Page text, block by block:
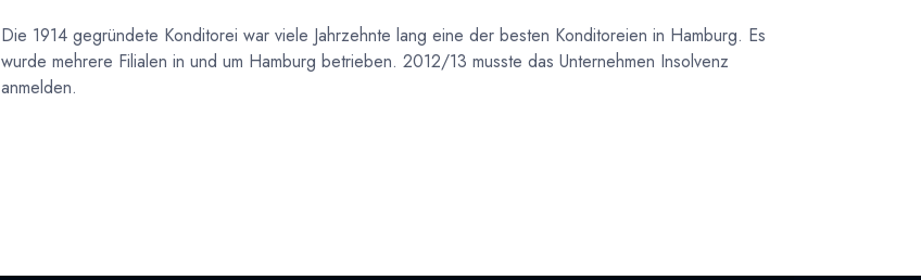
Die 1914 gegründete Konditorei war viele Jahrzehnte lang eine der besten Konditoreien in Hamburg. Es
wurde mehrere Filialen in und um Hamburg betrieben. 2012/13 musste das Unternehmen Insolvenz
anmelden.